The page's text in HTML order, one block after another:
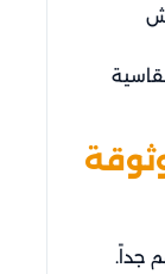
جداً.